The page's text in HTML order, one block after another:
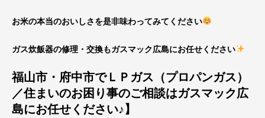
お米の本当のおいしさを是非味わってみてください
ガス炊飯器の修理・交換もガスマック広島にお任せください
福山市・府中市でＬＰガス（プロパンガス）
／住まいのお困り事のご相談はガスマック広
島にお任せください♪】